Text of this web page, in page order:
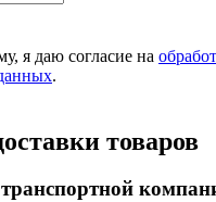
я даю согласие на
.
товаров